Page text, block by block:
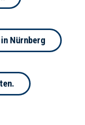
Nürnberg